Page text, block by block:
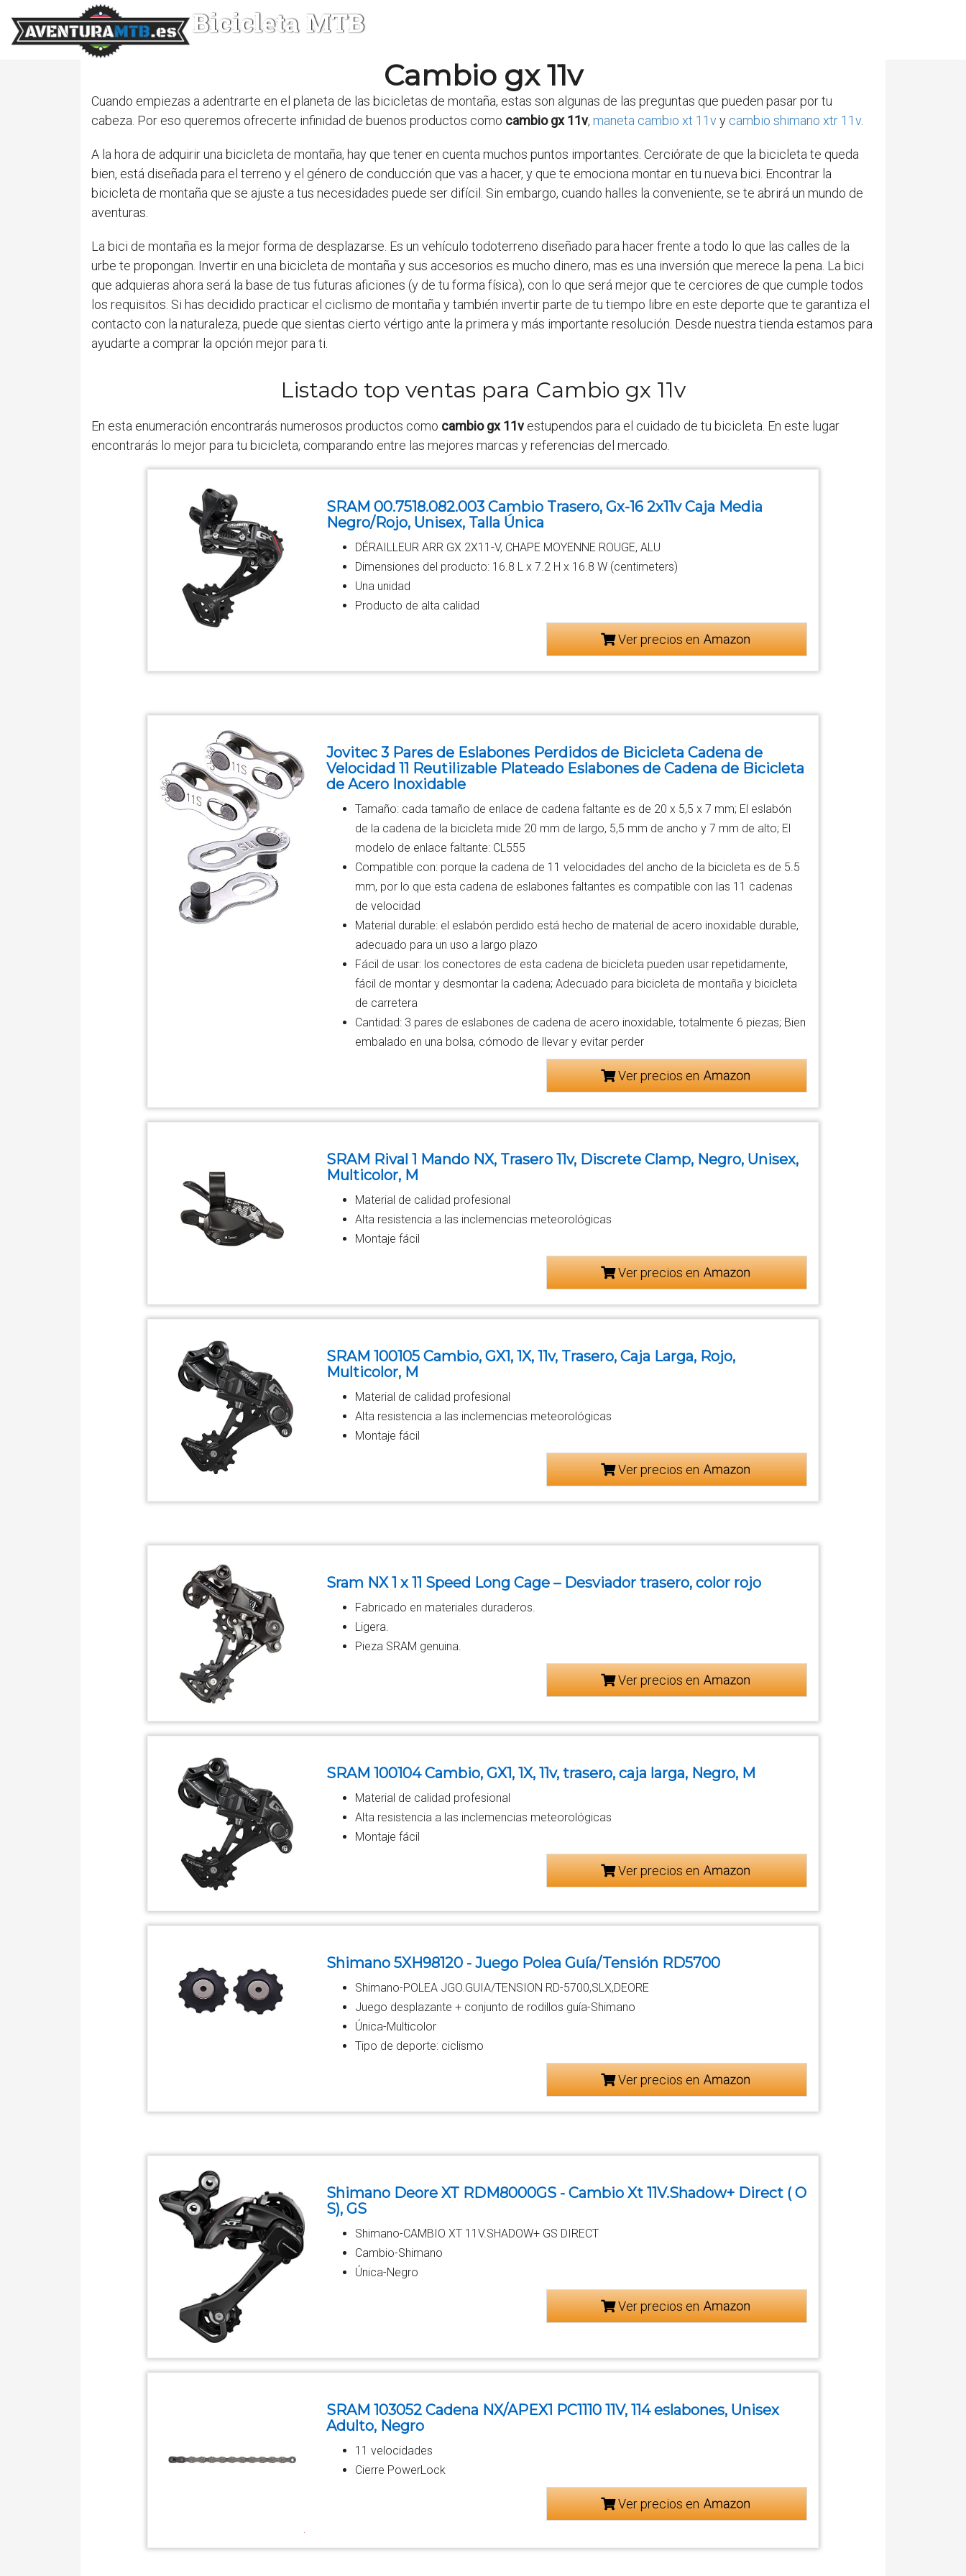
Bicicleta MTB
Cambio gx 11v
Cuando empiezas a adentrarte en el planeta de las bicicletas de montaña, estas son algunas de las preguntas que pueden pasar por tu
cabeza. Por eso queremos ofrecerte infinidad de buenos productos como cambio gx 11v, maneta cambio xt 11vy cambio shimano xtr 11v.
A la hora de adquirir una bicicleta de montaña, hay que tener en cuenta muchos puntos importantes. Cerciórate de que la bicicleta te queda
bien, está diseñada para el terreno y el género de conducción que vas a hacer, y que te emociona montar en tu nueva bici. Encontrar la
bicicleta de montaña que se ajuste a tus necesidades puede ser difícil. Sin embargo, cuando halles la conveniente, se te abrirá un mundo de
aventuras.
La bici de montaña es la mejor forma de desplazarse. Es un vehículo todoterreno diseñado para hacer frente a todo lo que las calles de la
urbe te propongan. Invertir en una bicicleta de montaña y sus accesorios es mucho dinero, mas es una inversión que merece la pena. La bici
que adquieras ahora será la base de tus futuras aficiones (y de tu forma física), con lo que será mejor que te cerciores de que cumple todos
los requisitos. Si has decidido practicar el ciclismo de montaña y también invertir parte de tu tiempo libre en este deporte que te garantiza el
contacto con la naturaleza, puede que sientas cierto vértigo ante la primera y más importante resolución. Desde nuestra tienda estamos para
ayudarte a comprar la opción mejor para ti.
Listado top ventas para Cambio gx 11v
En esta enumeración encontrarás numerosos productos como cambio gx 11vestupendos para el cuidado de tu bicicleta. En este lugar
encontrarás lo mejor para tu bicicleta, comparando entre las mejores marcas y referencias del mercado.
SRAM 00.7518.082.003 Cambio Trasero, Gx-16 2x11v Caja Media
Negro/Rojo, Unisex, Talla Única
DÉRAILLEUR ARR GX 2X11-V, CHAPE MOYENNE ROUGE, ALU
Dimensiones del producto: 16.8 L x 7.2 H x 16.8 W (centimeters)
Una unidad
Producto de alta calidad
Ver precios en
Jovitec 3 Pares de Eslabones Perdidos de Bicicleta Cadena de
Velocidad 11 Reutilizable Plateado Eslabones de Cadena de Bicicleta
de Acero Inoxidable
Tamaño: cada tamaño de enlace de cadena faltante es de 20 x 5,5 x 7 mm; El eslabón
de la cadena de la bicicleta mide 20 mm de largo, 5,5 mm de ancho y 7 mm de alto; El
modelo de enlace faltante: CL555
Compatible con: porque la cadena de 11 velocidades del ancho de la bicicleta es de 5.5
mm, por lo que esta cadena de eslabones faltantes es compatible con las 11 cadenas
de velocidad
Material durable: el eslabón perdido está hecho de material de acero inoxidable durable,
adecuado para un uso a largo plazo
Fácil de usar: los conectores de esta cadena de bicicleta pueden usar repetidamente,
fácil de montar y desmontar la cadena; Adecuado para bicicleta de montaña y bicicleta
de carretera
Cantidad: 3 pares de eslabones de cadena de acero inoxidable, totalmente 6 piezas; Bien
embalado en una bolsa, cómodo de llevar y evitar perder
Ver precios en
SRAM Rival 1 Mando NX, Trasero 11v, Discrete Clamp, Negro, Unisex,
Multicolor, M
Material de calidad profesional
Alta resistencia a las inclemencias meteorológicas
Montaje fácil
Ver precios en
SRAM 100105 Cambio, GX1, 1X, 11v, Trasero, Caja Larga, Rojo,
Multicolor, M
Material de calidad profesional
Alta resistencia a las inclemencias meteorológicas
Montaje fácil
Ver precios en
Sram NX 1 x 11 Speed Long Cage – Desviador trasero, color rojo
Fabricado en materiales duraderos.
Ligera.
Pieza SRAM genuina.
Ver precios en
SRAM 100104 Cambio, GX1, 1X, 11v, trasero, caja larga, Negro, M
Material de calidad profesional
Alta resistencia a las inclemencias meteorológicas
Montaje fácil
Ver precios en
Shimano 5XH98120 - Juego Polea Guía/Tensión RD5700
Shimano-POLEA JGO.GUIA/TENSION RD-5700,SLX,DEORE
Juego desplazante + conjunto de rodillos guía-Shimano
Única-Multicolor
Tipo de deporte: ciclismo
Ver precios en
Shimano Deore XT RDM8000GS - Cambio Xt 11V.Shadow+ Direct ( O
S), GS
Shimano-CAMBIO XT 11V.SHADOW+ GS DIRECT
Cambio-Shimano
Única-Negro
Ver precios en
SRAM 103052 Cadena NX/APEX1 PC1110 11V, 114 eslabones, Unisex
Adulto, Negro
11 velocidades
Cierre PowerLock
Ver precios en